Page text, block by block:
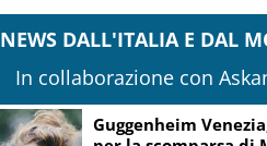
NEWS DALL'ITALIA E DAL
In collaborazione con
Guggenheim